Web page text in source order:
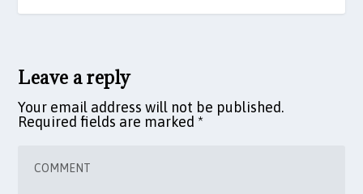
Leave a reply
Your email address will not be published.
Required fields are marked *